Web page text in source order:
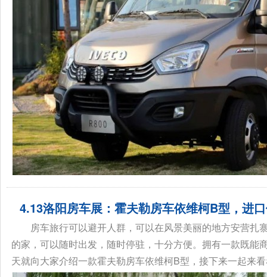
4.13洛阳房车展：霍夫勒房车依维柯B型，进
房车旅行可以避开人群，可以在风景美丽的地方安营
的家，可以随时出发，随时停驻，十分方便。拥有一款既
天就向大家介绍一款霍夫勒房车依维柯B型，接下来一起来